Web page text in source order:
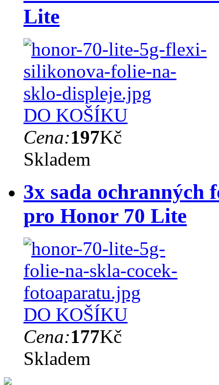
Lite
DO KOŠÍKU
Cena:197Kč
Skladem
3x sada ochranných
pro Honor 70 Lite
DO KOŠÍKU
Cena:177Kč
Skladem